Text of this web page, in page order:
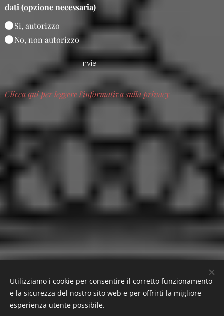
dati (opzione necessaria)
Si, autorizzo
No, non autorizzo
Invia
Clicca qui per leggere l'informativa sulla privacy
Utilizziamo i cookie per consentire il corretto funzionamento
e la sicurezza del nostro sito web e per offrirti la migliore
esperienza utente possibile.